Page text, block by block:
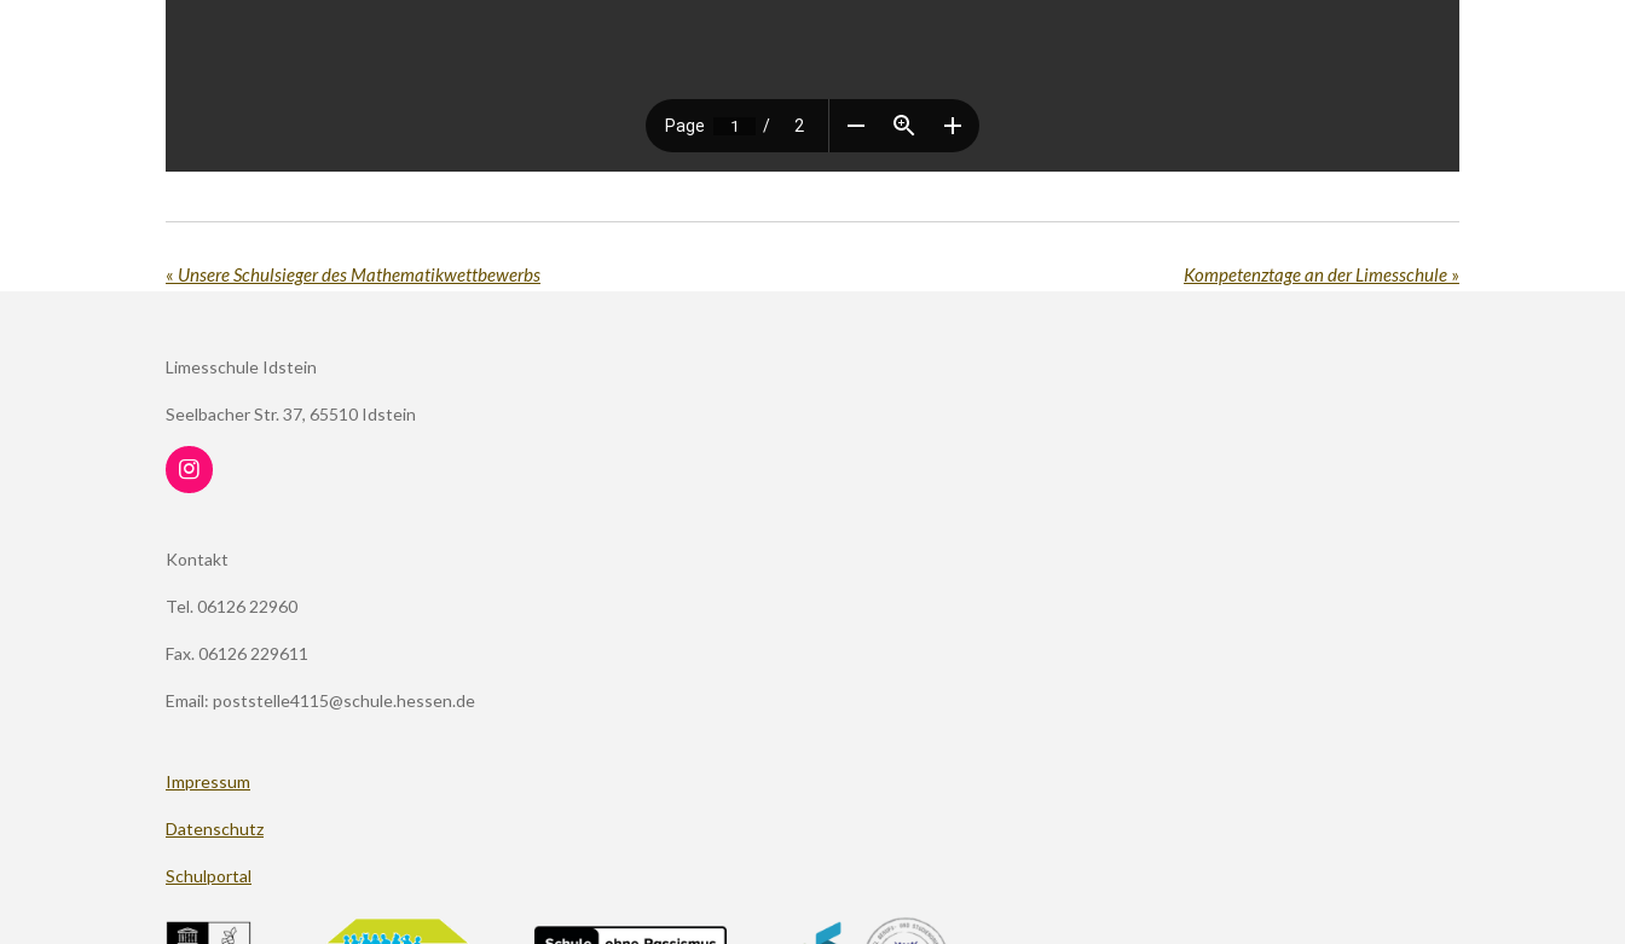
« Unsere Schulsieger des Mathematikwettbewerbs Kompetenztage an der Limesschule »
Limesschule Idstein
Seelbacher Str. 37, 65510 Idstein
I
n
a
r
m
Kontakt
Tel. 06126 22960
Fax. 06126 229611
Email: poststelle4115@schule.hessen.de
Impressum
Datenschutz
Schulportal